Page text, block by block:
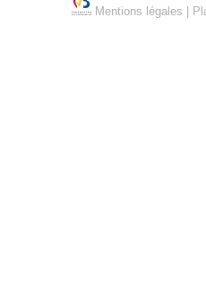
Mentions légales